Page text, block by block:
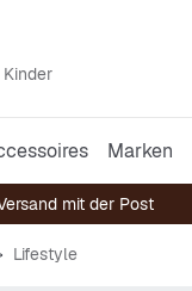
Kinder
Marken
mit der Post
Lifestyle